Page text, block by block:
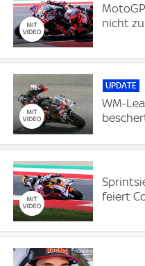
nicht
UPDATE
WM-
feiert